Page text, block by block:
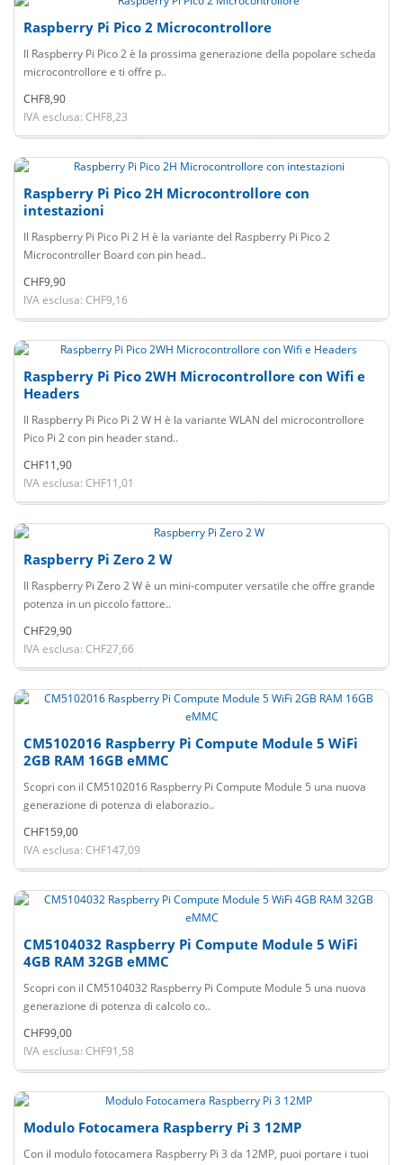
Raspberry Pi Pico 2 Microcontrollore
Il Raspberry Pi Pico 2 è la prossima generazione della popolare scheda
microcontrollore e ti offre p..
CHF8,90
IVA esclusa: CHF8,23
Raspberry Pi Pico 2H Microcontrollore con
intestazioni
Il Raspberry Pi Pico Pi 2 H è la variante del Raspberry Pi Pico 2
Microcontroller Board con pin head..
CHF9,90
IVA esclusa: CHF9,16
Raspberry Pi Pico 2WH Microcontrollore con Wifi e
Headers
Il Raspberry Pi Pico Pi 2 W H è la variante WLAN del microcontrollore
Pico Pi 2 con pin header stand..
CHF11,90
IVA esclusa: CHF11,01
Raspberry Pi Zero 2 W
Il Raspberry Pi Zero 2 W è un mini-computer versatile che offre grande
potenza in un piccolo fattore..
CHF29,90
IVA esclusa: CHF27,66
CM5102016 Raspberry Pi Compute Module 5 WiFi
2GB RAM 16GB eMMC
Scopri con il CM5102016 Raspberry Pi Compute Module 5 una nuova
generazione di potenza di elaborazio..
CHF159,00
IVA esclusa: CHF147,09
CM5104032 Raspberry Pi Compute Module 5 WiFi
4GB RAM 32GB eMMC
Scopri con il CM5104032 Raspberry Pi Compute Module 5 una nuova
generazione di potenza di calcolo co..
CHF99,00
IVA esclusa: CHF91,58
Modulo Fotocamera Raspberry Pi 3 12MP
Con il modulo fotocamera Raspberry Pi 3 da 12MP, puoi portare i tuoi